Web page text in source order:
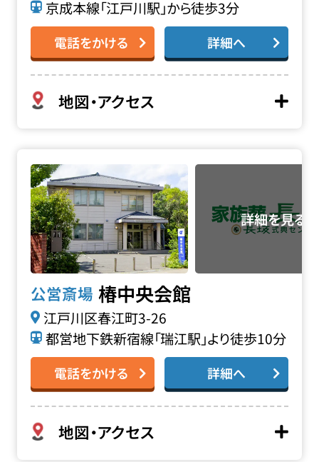
京成本線「江戸川駅」から徒歩3分
電話をかける 詳細へ
地図・アクセス
公営斎場 椿中央会館
江戸川区春江町3-26
都営地下鉄新宿線「瑞江駅」より徒歩10分
電話をかける 詳細へ
地図・アクセス
椿中央会館の詳細へ